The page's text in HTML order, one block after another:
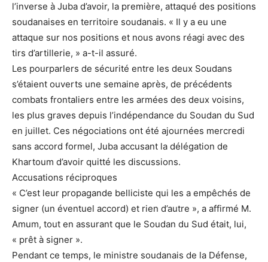
l’inverse à Juba d’avoir, la première, attaqué des positions
soudanaises en territoire soudanais. « Il y a eu une
attaque sur nos positions et nous avons réagi avec des
tirs d’artillerie, » a-t-il assuré.
Les pourparlers de sécurité entre les deux Soudans
s’étaient ouverts une semaine après, de précédents
combats frontaliers entre les armées des deux voisins,
les plus graves depuis l’indépendance du Soudan du Sud
en juillet. Ces négociations ont été ajournées mercredi
sans accord formel, Juba accusant la délégation de
Khartoum d’avoir quitté les discussions.
Accusations réciproques
« C’est leur propagande belliciste qui les a empêchés de
signer (un éventuel accord) et rien d’autre », a affirmé M.
Amum, tout en assurant que le Soudan du Sud était, lui,
« prêt à signer ».
Pendant ce temps, le ministre soudanais de la Défense,